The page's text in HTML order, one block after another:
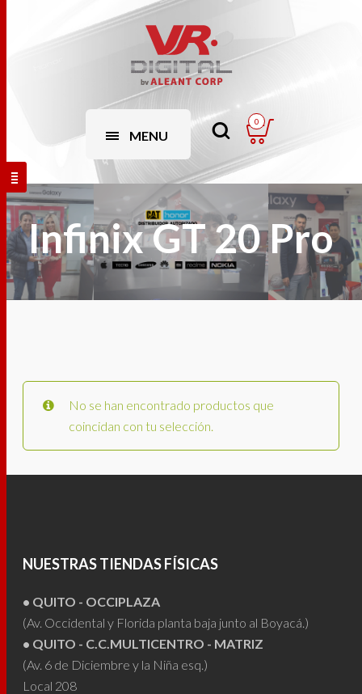
MENU
0
Infinix GT 20 Pro
No se han encontrado productos que
coincidan con tu selección.
NUESTRAS TIENDAS FÍSICAS
• QUITO - OCCIPLAZA
(Av. Occidental y Florida planta baja junto al Boyacá.)
• QUITO - C.C.MULTICENTRO - MATRIZ
(Av. 6 de Diciembre y la Niña esq.)
Local 208